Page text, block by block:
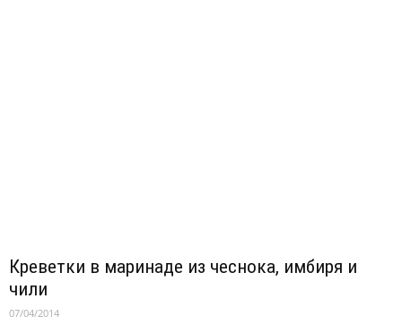
Креветки в маринаде из чеснока, имбиря и
чили
07/04/2014